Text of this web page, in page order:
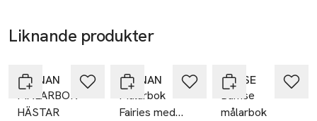
Liknande produkter
KÄRNAN
MÅLARBOK
HÄSTAR
KÄRNAN
Målarbok
Fairies med
BAMSE
Bamse
målarbok